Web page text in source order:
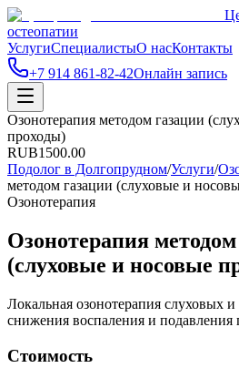
остеопатии
УслугиСпециалистыО насКонтакты
+7 914 861-82-42Онлайн запись
Озонотерапия методом газации
проходы)
RUB1500.00
Подолог в Долгопрудном/Услуги/
методом газации (слуховые и
Озонотерапия
Озонотерапия
(слуховые и носовые
Локальная озонотерапия слуховых
снижения воспаления и
Стоимость